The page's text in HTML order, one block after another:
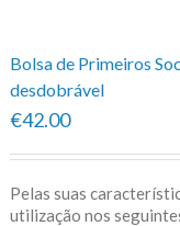
Bolsa de Primeiros
desdobrável
€42.00
Pelas suas
utilização nos